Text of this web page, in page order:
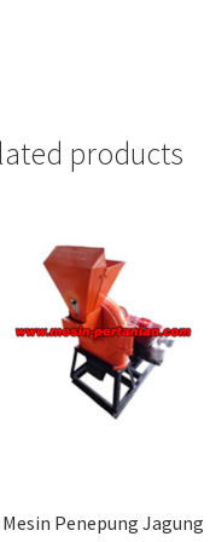
products
Mesin Penepung Jagung